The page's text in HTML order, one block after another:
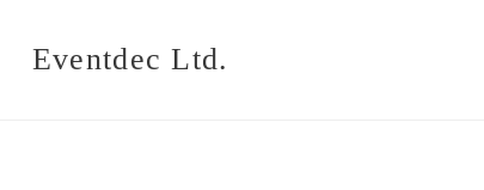
Eventdec Ltd.